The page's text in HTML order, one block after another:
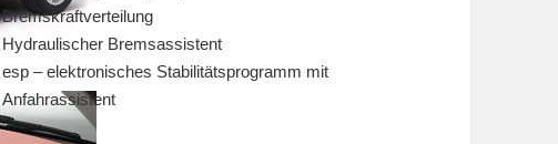
Bremskraftverteilung
Hydraulischer Bremsassistent
esp – elektronisches Stabilitätsprogramm mit
Anfahrassistent